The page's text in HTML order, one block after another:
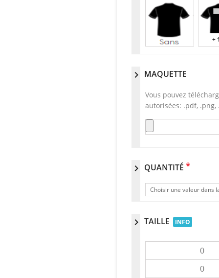
+
chevron_right MAQUETTE
Vous pouvez
autorisées: .pdf, .png,
chevron_right QUANTITÉ *
Choisir une valeur dans
chevron_right TAILLE INFO